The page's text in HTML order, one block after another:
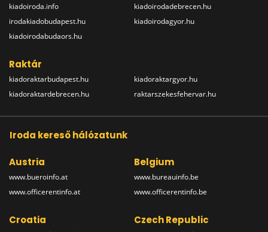
kiadoiroda.info
irodakiadobudapest.hu
kiadoirodabudaors.hu
kiadoirodadebrecen.hu
kiadoirodagyor.hu
Raktár
kiadoraktarbudapest.hu
kiadoraktardebrecen.hu
kiadoraktargyor.hu
raktarszekesfehervar.hu
Iroda kereső hálózatunk
Austria
www.bueroinfo.at
www.officerentinfo.at
Belgium
www.bureauinfo.be
www.officerentinfo.be
Croatia Czech Republic